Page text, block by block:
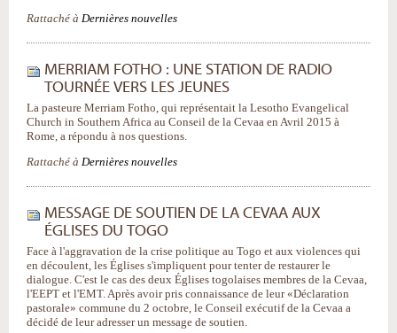
Rattaché à Dernières nouvelles
MERRIAM FOTHO : UNE STATION DE RADIO
TOURNÉE VERS LES JEUNES
La pasteure Merriam Fotho, qui représentait la Lesotho Evangelical
Church in Southern Africa au Conseil de la Cevaa en Avril 2015 à
Rome, a répondu à nos questions.
Rattaché à Dernières nouvelles
MESSAGE DE SOUTIEN DE LA CEVAA AUX
ÉGLISES DU TOGO
Face à l'aggravation de la crise politique au Togo et aux violences qui
en découlent, les Églises s'impliquent pour tenter de restaurer le
dialogue. C'est le cas des deux Églises togolaises membres de la Cevaa,
l'EEPT et l'EMT. Après avoir pris connaissance de leur «Déclaration
pastorale» commune du 2 octobre, le Conseil exécutif de la Cevaa a
décidé de leur adresser un message de soutien.